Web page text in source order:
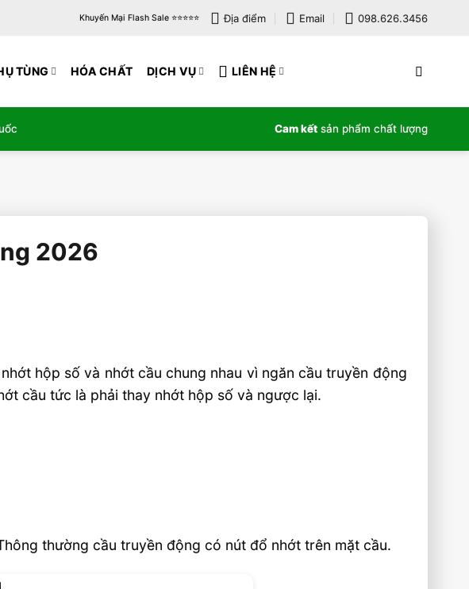
Khuyến Mại Flash Sale ⭐️⭐️⭐️⭐️⭐️ Địa điểm Email 098.626.3456
TÙNG HÓA CHẤT DỊCH VỤ LIÊN HỆ
Cam kết sản phẩm chất lượng
2026
hộp số và nhớt cầu chung nhau vì ngăn cầu truyền động
cầu tức là phải thay nhớt hộp số và ngược lại.
thường cầu truyền động có nút đổ nhớt trên mặt cầu.